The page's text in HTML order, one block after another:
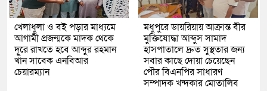
খেলাধুলা ও বই পড়ার মাধ্যমে
আগামী প্রজন্মকে মাদক থেকে
দূরে রাখতে হবে আব্দুর রহমান
খাঁন সাবেক এনবিআর
চেয়ারম্যান
মধুপুরে ডায়রিয়ায় আক্রান্ত বীর
মুক্তিযোদ্ধা আব্দুস সামাদ
হাসপাতালে দ্রুত সুস্থতার জন্য
সবার কাছে দোয়া চেয়েছেন
পৌর বিএনপির সাধারণ
সম্পাদক খন্দকার মোতালিব